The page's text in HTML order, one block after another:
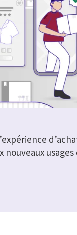
nouveaux